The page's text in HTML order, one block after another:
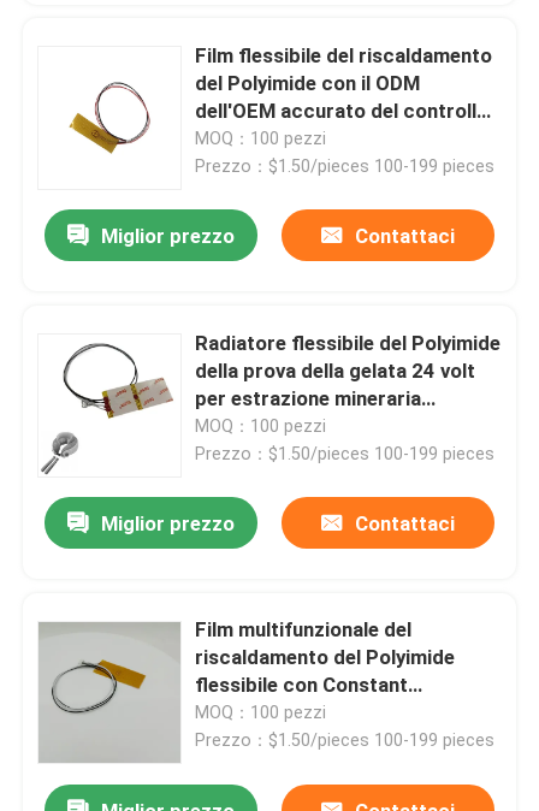
Film flessibile del riscaldamento
del Polyimide con il ODM
dell'OEM accurato del controllo
della temperatura
MOQ：100 pezzi
Prezzo：$1.50/pieces 100-199 pieces
Miglior prezzo Contattaci
Radiatore flessibile del Polyimide
della prova della gelata 24 volt
per estrazione mineraria
industriale di energia
MOQ：100 pezzi
Prezzo：$1.50/pieces 100-199 pieces
Miglior prezzo Contattaci
Film multifunzionale del
riscaldamento del Polyimide
flessibile con Constant
Temperature
MOQ：100 pezzi
Prezzo：$1.50/pieces 100-199 pieces